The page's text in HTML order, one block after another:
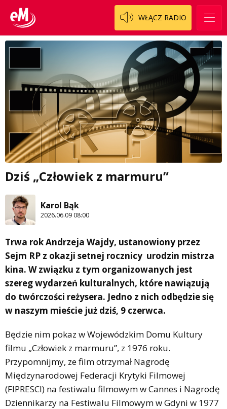
WŁĄCZ RADIO
Dziś „Człowiek z marmuru”
Karol Bąk
2026.06.09 08:00
Trwa rok Andrzeja Wajdy, ustanowiony przez
Sejm RP z okazji setnej rocznicy urodzin mistrza
kina. W związku z tym organizowanych jest
szereg wydarzeń kulturalnych, które nawiązują
do twórczości reżysera. Jedno z nich odbędzie się
w naszym mieście już dziś, 9 czerwca.
Będzie nim pokaz w Wojewódzkim Domu Kultury
filmu „Człowiek z marmuru”, z 1976 roku.
Przypomnijmy, ze film otrzymał Nagrodę
Międzynarodowej Federacji Krytyki Filmowej
(FIPRESCI) na festiwalu filmowym w Cannes i Nagrodę
Dziennikarzy na Festiwalu Filmowym w Gdyni w 1977